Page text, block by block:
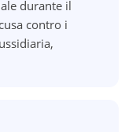
durante il
contro i